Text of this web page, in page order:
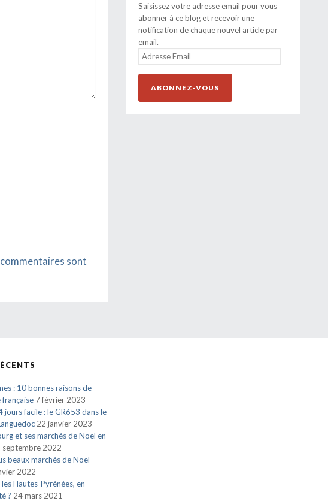
sont
Saisissez votre adresse email pour vous
abonner à ce blog et recevoir une
notification de chaque nouvel article par
email.
ADRESSE
EMAIL
ABONNEZ-VOUS
: 10 bonnes raisons de
française 7 février 2023
jours facile : le GR653 dans le
22 janvier 2023
et ses marchés de Noël en
septembre 2022
beaux marchés de Noël
2022
Hautes-Pyrénées, en
? 24 mars 2021